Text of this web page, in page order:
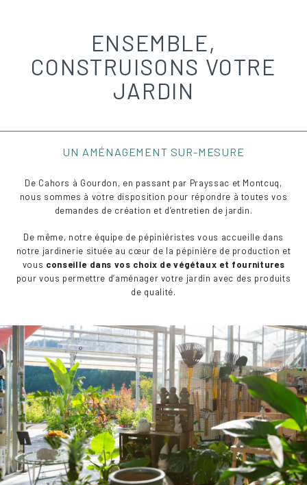
ENSEMBLE,
CONSTRUISONS VOTRE
JARDIN
UN AMÉNAGEMENT SUR-MESURE
De Cahors à Gourdon, en passant par Prayssac et Montcuq,
nous sommes à votre disposition pour répondre à toutes vos
demandes de création et d’entretien de jardin.
De même, notre équipe de pépiniéristes vous accueille dans
notre jardinerie située au cœur de la pépinière de production et
vous conseille dans vos choix de végétaux et fournitures
pour vous permettre d’aménager votre jardin avec des produits
de qualité.